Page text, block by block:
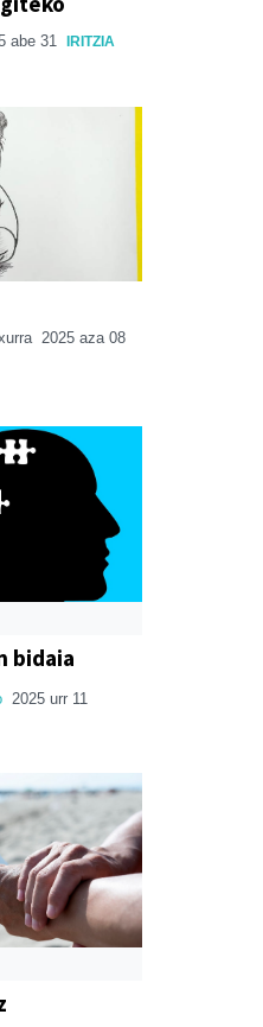
abe 31 IRITZIA
2025 aza 08
bidaia
2025 urr 11